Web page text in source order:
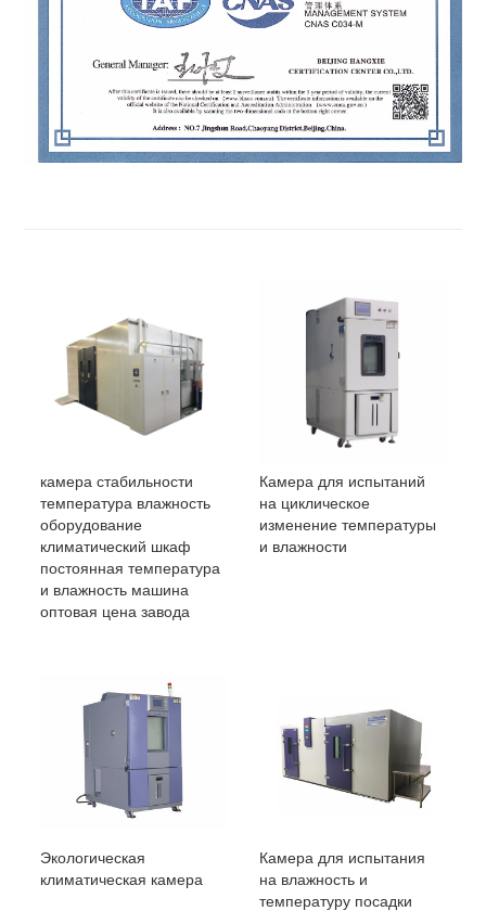
камера стабильности
температура влажность
оборудование
климатический шкаф
постоянная температура
и влажность машина
оптовая цена завода
Камера для испытаний
на циклическое
изменение температуры
и влажности
Экологическая
климатическая камера
Камера для испытания
на влажность и
температуру посадки